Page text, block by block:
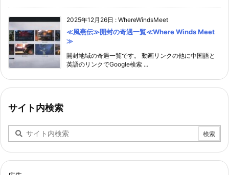
2025年12月26日 : WhereWindsMeet
≪風燕伝≫開封の奇遇一覧≪Where Winds Meet
≫
開封地域の奇遇一覧です。 動画リンクの他に中国語と
英語のリンクでGoogle検索 ...
サイト内検索